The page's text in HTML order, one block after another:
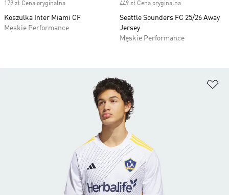
179 zł Cena oryginalna
Koszulka Inter Miami CF
Męskie Performance
449 zł Cena oryginalna
Seattle Sounders FC 25/26 Away
Jersey
Męskie Performance